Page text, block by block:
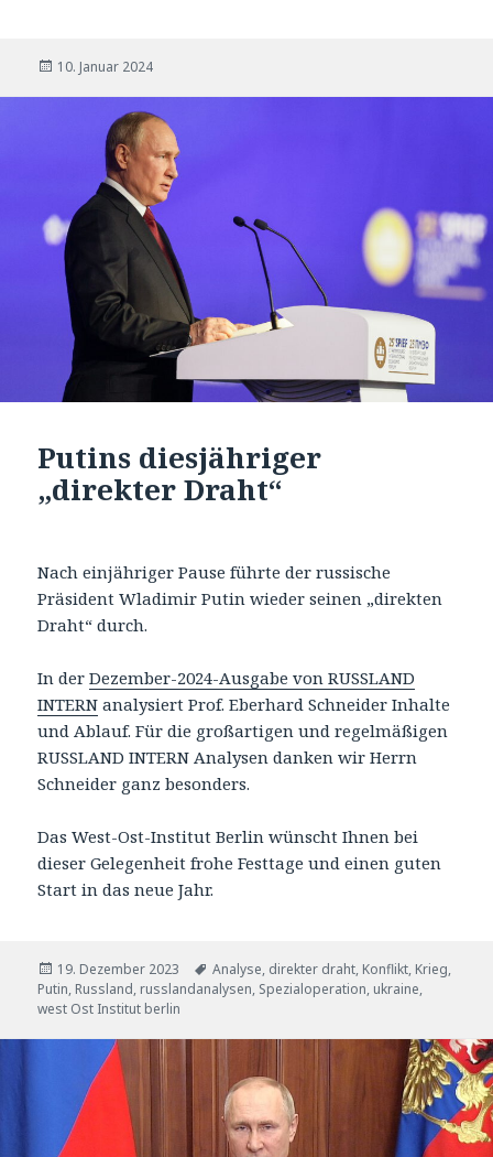
Veröffentlicht
10. Januar 2024
Putins diesjähriger
„direkter Draht“
Nach einjähriger Pause führte der russische
Präsident Wladimir Putin wieder seinen „direkten
Draht“ durch.
In derDezember-2024-Ausgabe von RUSSLAND
INTERN analysiert Prof. Eberhard Schneider Inhalte
und Ablauf. Für die großartigen und regelmäßigen
RUSSLAND INTERN Analysen danken wir Herrn
Schneider ganz besonders.
Das West-Ost-Institut Berlin wünscht Ihnen bei
dieser Gelegenheit frohe Festtage und einen guten
Start in das neue Jahr.
Veröffentlicht
am
19. Dezember 2023 Tags
Analyse, direkter draht, Konflikt, Krieg,
Putin, Russland, russlandanalysen, Spezialoperation, ukraine,
west Ost Institut berlin